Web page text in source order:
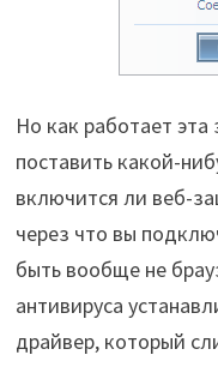
Но как работает
поставить какой-
включится ли веб-
через что вы
быть вообще не
антивируса
драйвер, который